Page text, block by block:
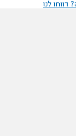
לנו